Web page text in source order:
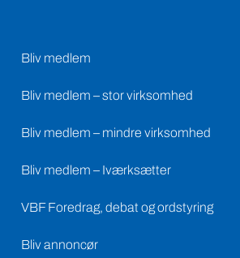
Bliv medlem
Bliv medlem – stor virksomhed
Bliv medlem – mindre virksomhed
Bliv medlem – Iværksætter
VBF Foredrag, debat og ordstyring
Bliv annoncør